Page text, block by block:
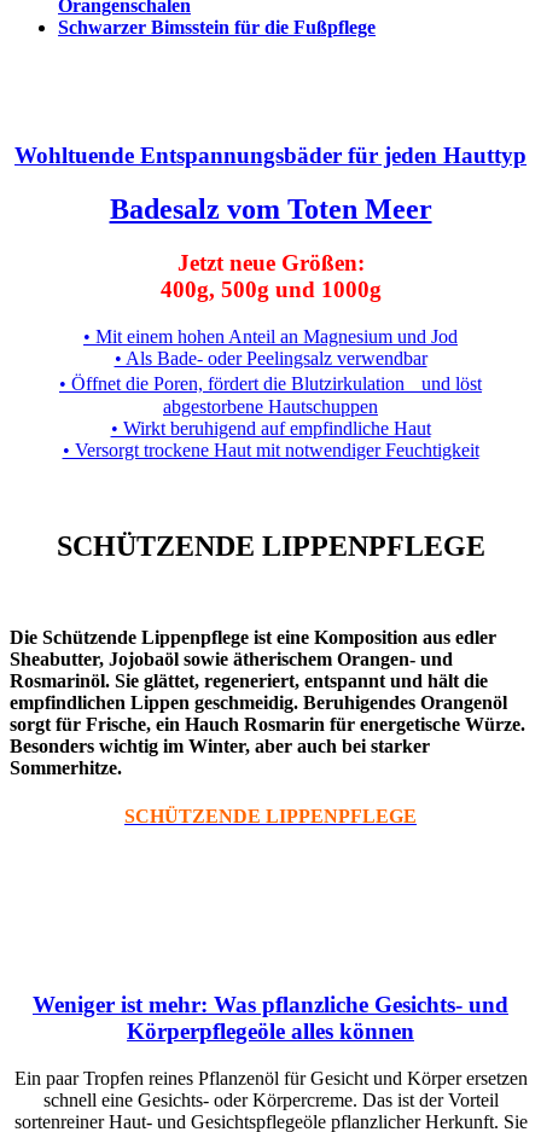
Orangenschalen
Schwarzer Bimsstein für die Fußpflege
Wohltuende Entspannungsbäder für jeden Hauttyp
Badesalz vom Toten Meer
Jetzt neue Größen:
400g, 500g und 1000g
• Mit einem hohen Anteil an Magnesium und Jod
• Als Bade- oder Peelingsalz verwendbar
• Öffnet die Poren, fördert die Blutzirkulation und löst
abgestorbene Hautschuppen
• Wirkt beruhigend auf empfindliche Haut
• Versorgt trockene Haut mit notwendiger Feuchtigkeit
SCHÜTZENDE LIPPENPFLEGE
Die Schützende Lippenpflege ist eine Komposition aus edler
Sheabutter, Jojobaöl sowie ätherischem Orangen- und
Rosmarinöl. Sie glättet, regeneriert, entspannt und hält die
empfindlichen Lippen geschmeidig. Beruhigendes Orangenöl
sorgt für Frische, ein Hauch Rosmarin für energetische Würze.
Besonders wichtig im Winter, aber auch bei starker
Sommerhitze.
SCHÜTZENDE LIPPENPFLEGE
Weniger ist mehr: Was pflanzliche Gesichts- und
Körperpflegeöle alles können
Ein paar Tropfen reines Pflanzenöl für Gesicht und Körper ersetzen
schnell eine Gesichts- oder Körpercreme. Das ist der Vorteil
sortenreiner Haut- und Gesichtspflegeöle pflanzlicher Herkunft. Sie